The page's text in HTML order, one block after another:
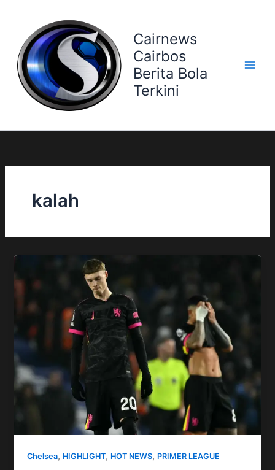
content
Cairnews
Cairbos
Berita Bola
Terkini
kalah
Chelsea, HIGHLIGHT, HOT NEWS, PRIMER LEAGUE